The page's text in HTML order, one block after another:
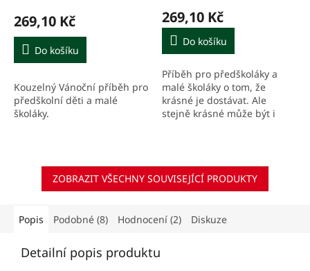
269,10 Kč
Do košíku
Kouzelný Vánoční příběh pro
předškolní děti a malé
školáky.
269,10 Kč
Do košíku
Příběh pro předškoláky a
malé školáky o tom, že
krásné je dostávat. Ale
stejně krásné může být i
ZOBRAZIT VŠECHNY SOUVISEJÍCÍ PRODUKTY
Popis Podobné (8) Hodnocení (2) Diskuze
Detailní popis produktu